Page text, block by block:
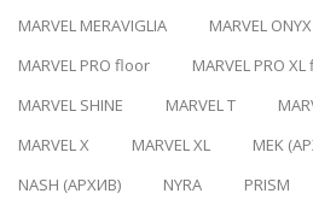
MARVEL MERAVIGLIA
MARVEL ONYX
MARVEL PRO floor
MARVEL PRO
MARVEL SHINE
MARVEL T
MARVEL X
MARVEL XL
MEK
NASH (АРХИВ)
NYRA PRISM